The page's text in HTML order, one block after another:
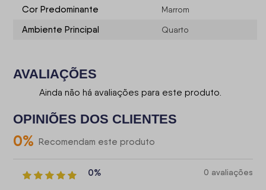
Cor Predominante Marrom
Ambiente Principal Quarto
AVALIAÇÕES
Ainda não há avaliações para este produto.
OPINIÕES DOS CLIENTES
0% Recomendam este produto
0% 0 avaliações